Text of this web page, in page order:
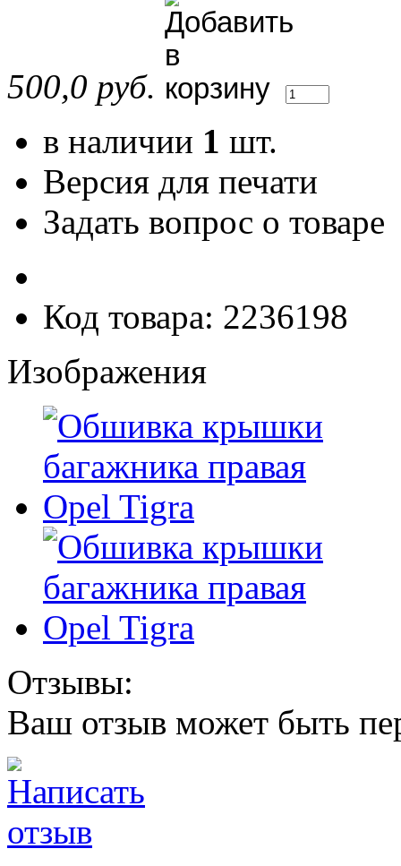
500,0 руб.
в наличии 1 шт.
Версия для печати
Задать вопрос о товаре
Код товара: 2236198
Изображения
Отзывы:
Ваш отзыв может быть